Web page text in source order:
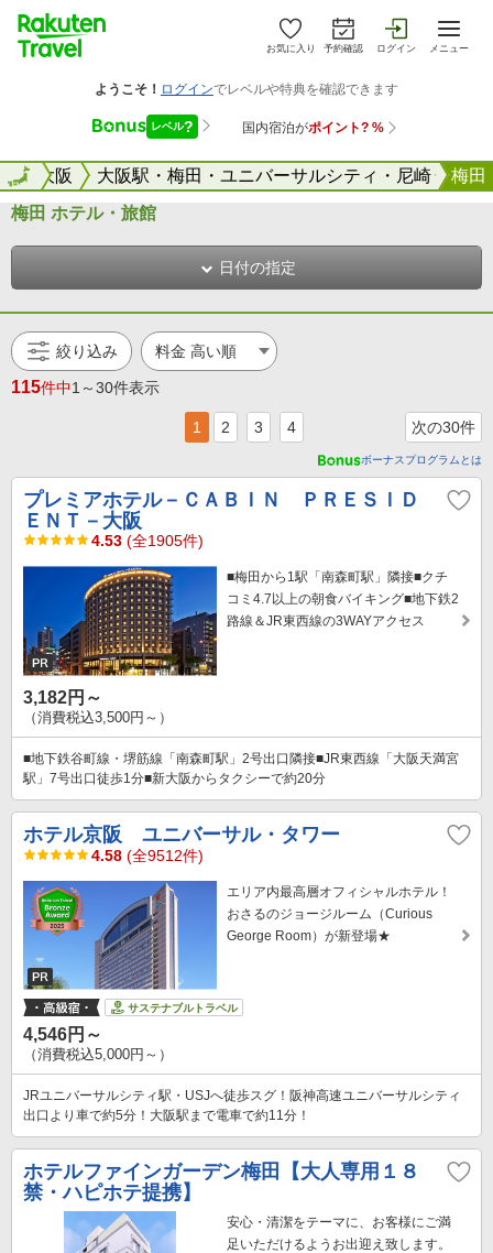
お気に入り 予約確認 ログイン メニュー
大阪 大阪駅・梅田・ユニバーサルシティ・尼崎 梅田
全国
梅田 ホテル・旅館
日付の指定
絞り込み
115件中1～30件表示
1 2 3 4 次の30件
ボーナスプログラムとは
プレミアホテル－ＣＡＢＩＮ ＰＲＥＳＩＤ
ＥＮＴ－大阪
4.53 (全1905件)
■梅田から1駅「南森町駅」隣接■クチ
コミ4.7以上の朝食バイキング■地下鉄2
路線＆JR東西線の3WAYアクセス
3,182円～
（消費税込3,500円～）
■地下鉄谷町線・堺筋線「南森町駅」2号出口隣接■JR東西線「大阪天満宮
駅」7号出口徒歩1分■新大阪からタクシーで約20分
ホテル京阪 ユニバーサル・タワー
4.58 (全9512件)
エリア内最高層オフィシャルホテル！
おさるのジョージルーム（Curious
George Room）が新登場★
サステナブルトラベル
4,546円～
（消費税込5,000円～）
JRユニバーサルシティ駅・USJへ徒歩スグ！阪神高速ユニバーサルシティ
出口より車で約5分！大阪駅まで電車で約11分！
ホテルファインガーデン梅田【大人専用１８
禁・ハピホテ提携】
安心・清潔をテーマに、お客様にご満
足いただけるようお出迎え致します。